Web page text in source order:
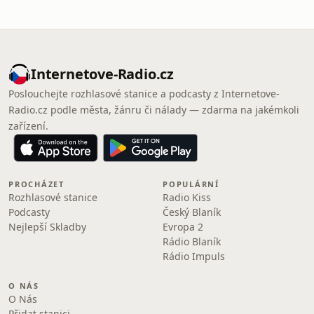
Internetove-Radio.cz
Poslouchejte rozhlasové stanice a podcasty z Internetove-
Radio.cz podle města, žánru či nálady — zdarma na jakémkoli
zařízení.
PROCHÁZET
Rozhlasové stanice
Podcasty
Nejlepší Skladby
POPULÁRNÍ
Radio Kiss
Český Blaník
Evropa 2
Rádio Blaník
Rádio Impuls
O NÁS
O Nás